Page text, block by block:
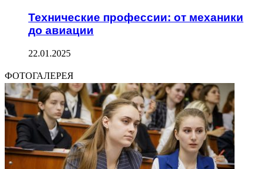
Технические профессии: от механики
до авиации
22.01.2025
ФОТОГАЛЕРЕЯ